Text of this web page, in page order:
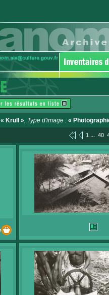
« Krull », Type d'image : «
1 ... 40